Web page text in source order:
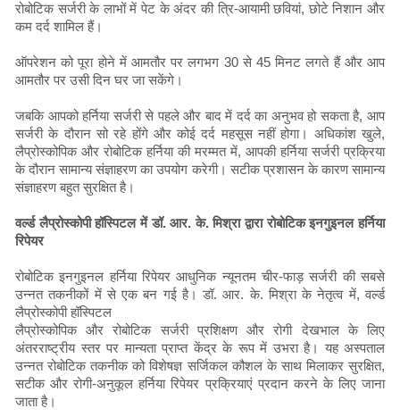
रोबोटिक सर्जरी के लाभों में पेट के अंदर की त्रि-आयामी छवियां, छोटे निशान और
कम दर्द शामिल हैं।
ऑपरेशन को पूरा होने में आमतौर पर लगभग 30 से 45 मिनट लगते हैं और आप
आमतौर पर उसी दिन घर जा सकेंगे।
जबकि आपको हर्निया सर्जरी से पहले और बाद में दर्द का अनुभव हो सकता है, आप
सर्जरी के दौरान सो रहे होंगे और कोई दर्द महसूस नहीं होगा। अधिकांश खुले,
लैप्रोस्कोपिक और रोबोटिक हर्निया की मरम्मत में, आपकी हर्निया सर्जरी प्रक्रिया
के दौरान सामान्य संज्ञाहरण का उपयोग करेगी। सटीक प्रशासन के कारण सामान्य
संज्ञाहरण बहुत सुरक्षित है।
वर्ल्ड लैप्रोस्कोपी हॉस्पिटल में डॉ. आर. के. मिश्रा द्वारा रोबोटिक इनगुइनल हर्निया
रिपेयर
रोबोटिक इनगुइनल हर्निया रिपेयर आधुनिक न्यूनतम चीर-फाड़ सर्जरी की सबसे
उन्नत तकनीकों में से एक बन गई है। डॉ. आर. के. मिश्रा के नेतृत्व में, वर्ल्ड
लैप्रोस्कोपी हॉस्पिटल
लैप्रोस्कोपिक और रोबोटिक सर्जरी प्रशिक्षण और रोगी देखभाल के लिए
अंतरराष्ट्रीय स्तर पर मान्यता प्राप्त केंद्र के रूप में उभरा है। यह अस्पताल
उन्नत रोबोटिक तकनीक को विशेषज्ञ सर्जिकल कौशल के साथ मिलाकर सुरक्षित,
सटीक और रोगी-अनुकूल हर्निया रिपेयर प्रक्रियाएं प्रदान करने के लिए जाना
जाता है।